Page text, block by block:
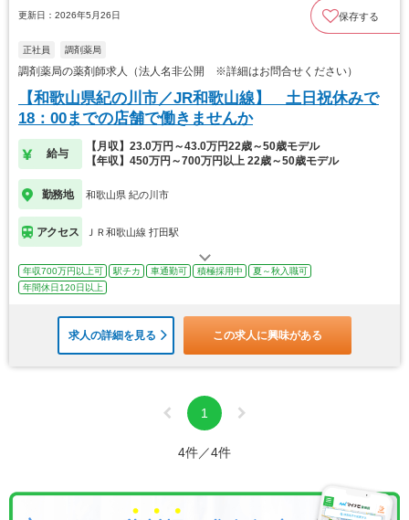
更新日：2026年5月26日 保存する
正社員 調剤薬局
調剤薬局の薬剤師求人（法人名非公開 ※詳細はお問合せください）
【和歌山県紀の川市／JR和歌山線】 土日祝休みで
18：00までの店舗で働きませんか
給与
【月収】23.0万円～43.0万円22歳～50歳モデル
【年収】450万円～700万円以上 22歳～50歳モデル
勤務地 和歌山県 紀の川市
アクセス ＪＲ和歌山線 打田駅
年収700万円以上可 駅チカ 車通勤可 積極採用中
夏～秋入職可
年間休日120日以上
求人の詳細を見る この求人に興味がある
1
4件／4件